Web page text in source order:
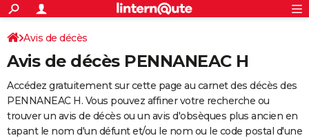
ACTUALITÉS
Politique
Société
Faits Divers
Education
Monde
Villes
+
SPORT
Coupe du monde 2026
Football
Tennis
Cyclisme
Rugby
Forum
Programme TV
TNT
Streaming
Cinéma
Sorties cinéma
Musique
+
FINANCE
Retraite
Epargne
Immobilier
Risques naturels par ville
Assurance
AUTO
Avis de décès
Avis de décès PENNANEAC H
Accédez gratuitement sur cette page au carnet des décès des
PENNANEAC H. Vous pouvez affiner votre recherche ou
trouver un avis de décès ou un avis d'obsèques plus ancien en
tapant le nom d'un défunt et/ou le nom ou le code postal d'une